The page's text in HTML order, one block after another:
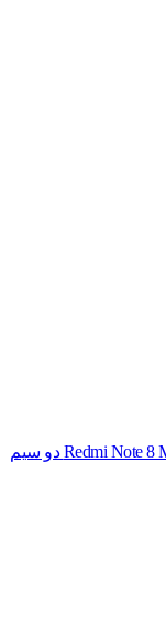
گوشی موبایل شیائومی مدل Redmi Note 8 M1908C3JG دو سیم‌